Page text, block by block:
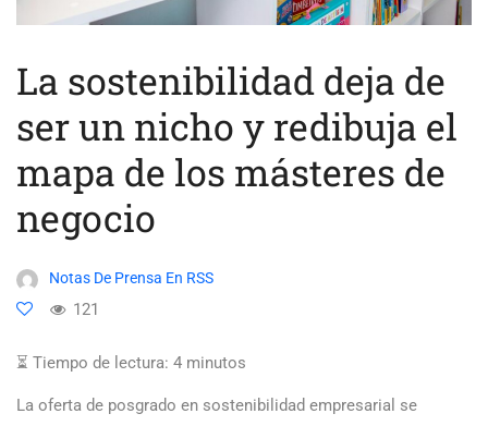
La sostenibilidad deja de
ser un nicho y redibuja el
mapa de los másteres de
negocio
Notas De Prensa En RSS
121
⏳ Tiempo de lectura: 4 minutos
La oferta de posgrado en sostenibilidad empresarial se